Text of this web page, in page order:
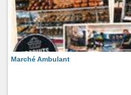
Marché Ambulant